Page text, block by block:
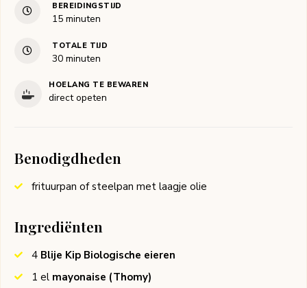
BEREIDINGSTIJD
15minuten
minuten
TOTALE TIJD
30minuten
minuten
HOELANG TE BEWAREN
direct opeten
Benodigdheden
frituurpan of steelpan met laagje olie
Ingrediënten
4 Blije Kip Biologische eieren
1 el mayonaise (Thomy)